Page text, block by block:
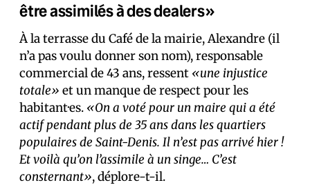
être assimilés à des dealers»
À la terrasse du Café de la mairie, Alexandre (il
n’a pas voulu donner son nom), responsable
commercial de 43 ans, ressent «une injustice
totale» et un manque de respect pour les
habitant·es. «On a voté pour un maire qui a été
actif pendant plus de 35 ans dans les quartiers
populaires de Saint-Denis. Il n’est pas arrivé hier !
Et voilà qu’on l’assimile à un singe… C’est
consternant», déplore-t-il.